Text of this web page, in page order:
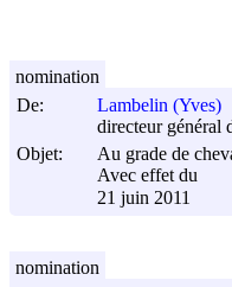
De:
Lambelin (Yves)
directeur général
Objet:
Au grade de
Avec effet du
21 juin 2011
nomination
nomination